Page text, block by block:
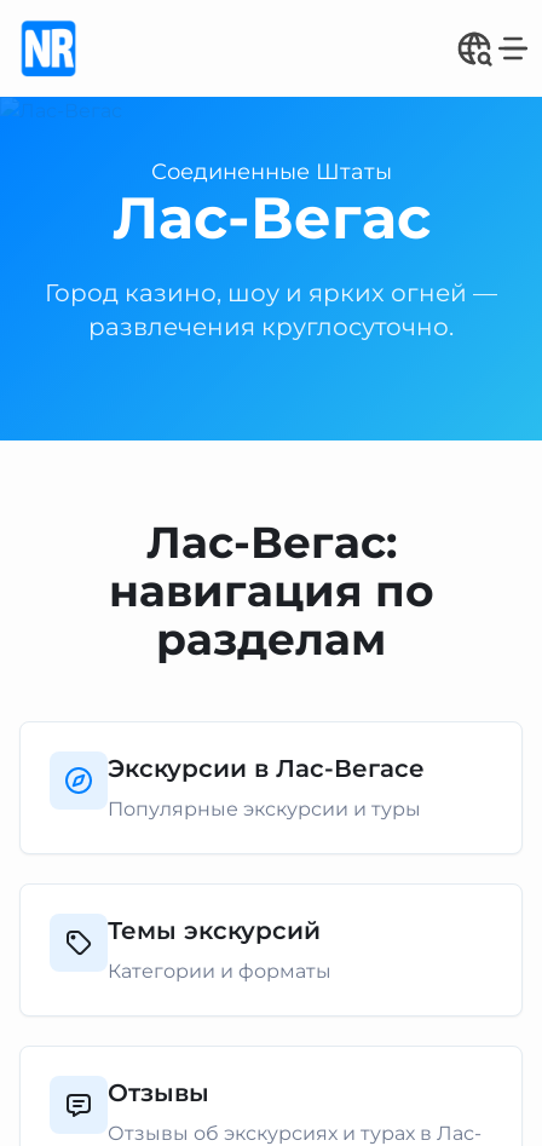
Соединенные Штаты
Лас-Вегас
Город казино, шоу и ярких огней —
развлечения круглосуточно.
Лас-Вегас:
навигация по
разделам
Экскурсии в Лас-Вегасе
Популярные экскурсии и туры
Темы экскурсий
Категории и форматы
Отзывы
Отзывы об экскурсиях и турах в Лас-